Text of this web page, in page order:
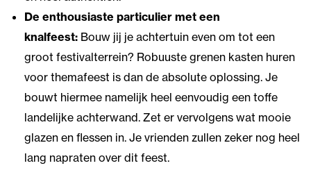
De enthousiaste particulier met een
knalfeest: Bouw jij je achtertuin even om tot een
groot festivalterrein? Robuuste grenen kasten huren
voor themafeest is dan de absolute oplossing. Je
bouwt hiermee namelijk heel eenvoudig een toffe
landelijke achterwand. Zet er vervolgens wat mooie
glazen en flessen in. Je vrienden zullen zeker nog heel
lang napraten over dit feest.